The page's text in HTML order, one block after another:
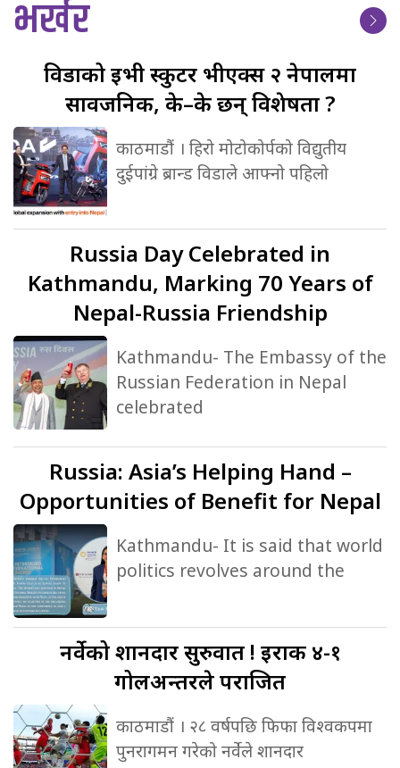
भर्खर
विडाकोईभी स्कुटर भीएक्स २ नेपालमा
सार्वजनिक, के–के छन् विशेषता ?
काठमाडौं । हिरो मोटोकोर्पको विद्युतीय
दुईपांग्रे ब्रान्ड विडाले आफ्नो पहिलो
Russia Day Celebrated in
Kathmandu, Marking 70 Years of
Nepal-Russia Friendship
Kathmandu- The Embassy of the
Russian Federation in Nepal
celebrated
Russia: Asia’s Helping Hand –
Opportunities of Benefit for Nepal
Kathmandu- It is said that world
politics revolves around the
नर्वेकोशानदार सुरुवात ! इराक ४-१
गोलअन्तरले पराजित
काठमाडौं । २८ वर्षपछि फिफा विश्वकपमा
पुनरागमन गरेको नर्वेले शानदार